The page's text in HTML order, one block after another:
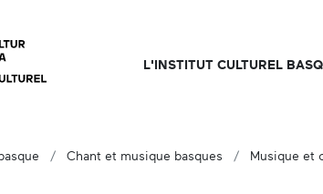
L'INSTITUT CULTUREL
Chant et musique basques Musique et